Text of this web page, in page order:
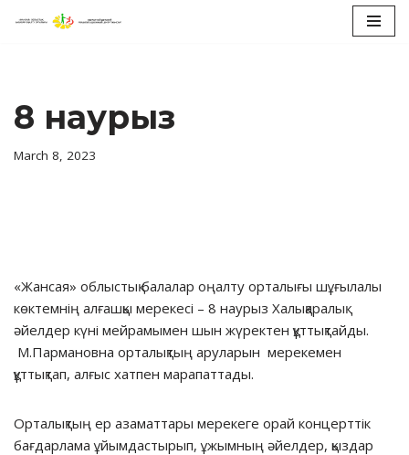
8 наурыз
March 8, 2023
«Жансая» облыстық балалар оңалту орталығы шұғылалы
көктемнің алғашқы мерекесі – 8 наурыз Халықаралық
әйелдер күні мейрамымен шын жүректен құттықтайды.
М.Пармановна орталықтың аруларын мерекемен
құттықтап, алғыс хатпен марапаттады.
Орталықтың ер азаматтары мерекеге орай концерттік
бағдарлама ұйымдастырып, ұжымның әйелдер, қыздар